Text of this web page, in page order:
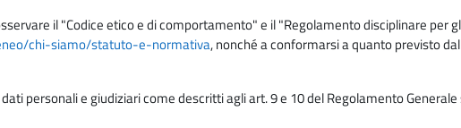
il "Codice etico e di comportamento" e il "Regolamento disciplinare per
chi-siamo/statuto-e-normativa, nonché a conformarsi a quanto previsto
personali e giudiziari come descritti agli art. 9 e 10 del Regolamento